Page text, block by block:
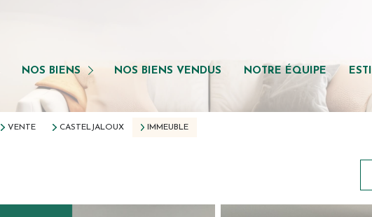
NOS BIENS
Appartements
Autres biens
NOS BIENS VENDUS NOTRE ÉQUIPE
VENTE CASTELJALOUX IMMEUBLE